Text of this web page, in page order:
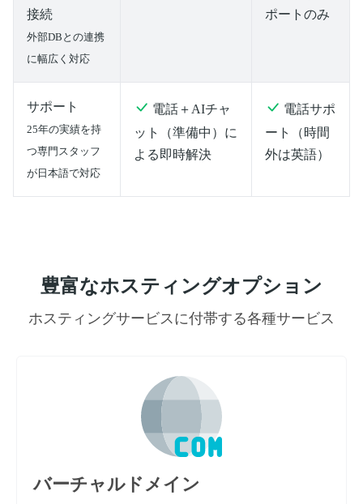
接続
外部DBとの連携
に幅広く対応
ポートのみ
サポート
25年の実績を持
つ専門スタッフ
が日本語で対応
電話＋AIチャ
ット（準備中）に
よる即時解決
電話サポ
ート（時間
外は英語）
豊富なホスティングオプション
ホスティングサービスに付帯する各種サービス
バーチャルドメイン